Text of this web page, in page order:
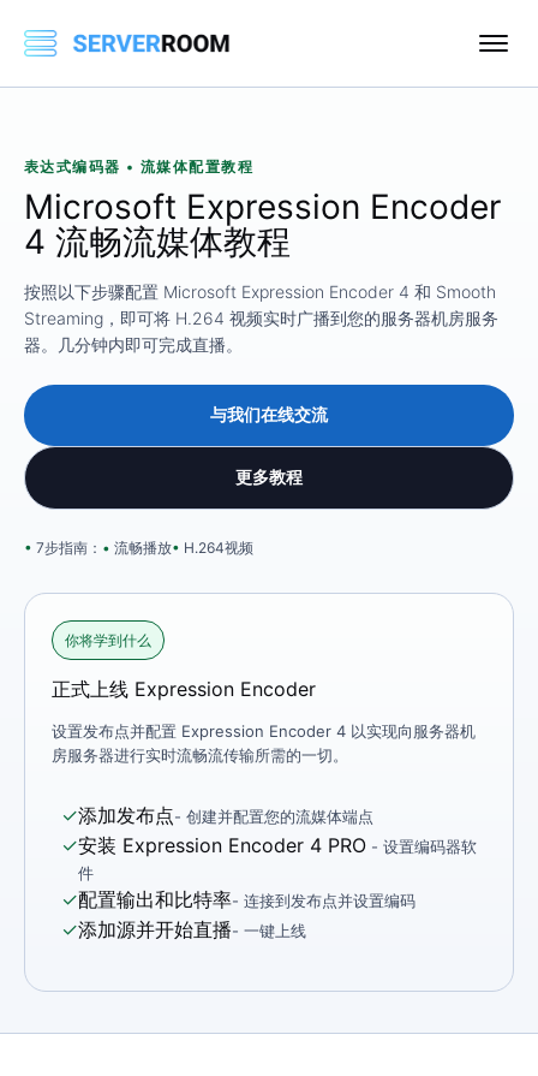
表达式编码器 • 流媒体配置教程
Microsoft Expression Encoder
4 流畅流媒体教程
按照以下步骤配置 Microsoft Expression Encoder 4 和 Smooth
Streaming，即可将 H.264 视频实时广播到您的服务器机房服务
器。几分钟内即可完成直播。
与我们在线交流
更多教程
7步指南： 流畅播放 H.264视频
你将学到什么
正式上线 Expression Encoder
设置发布点并配置 Expression Encoder 4 以实现向服务器机
房服务器进行实时流畅流传输所需的一切。
✓添加发布点- 创建并配置您的流媒体端点
✓安装 Expression Encoder 4 PRO - 设置编码器软
件
✓配置输出和比特率- 连接到发布点并设置编码
✓添加源并开始直播- 一键上线